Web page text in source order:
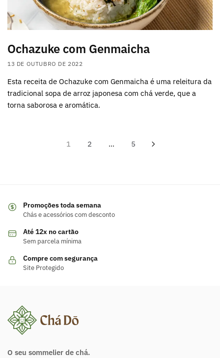
Ochazuke com Genmaicha
13 DE OUTUBRO DE 2022
Esta receita de Ochazuke com Genmaicha é uma releitura da
tradicional sopa de arroz japonesa com chá verde, que a
torna saborosa e aromática.
Paginação
1 2 … 5
Promoções toda semana
Chás e acessórios com desconto
Até 12x no cartão
Sem parcela mínima
Compre com segurança
Site Protegido
O seu sommelier de chá.